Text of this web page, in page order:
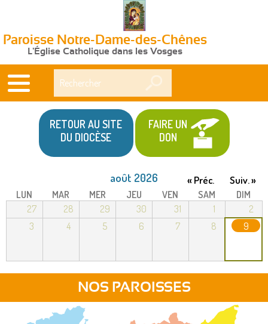
Paroisse Notre-Dame-des-Chênes
L'Église Catholique dans les Vosges
RETOUR AU SITE
DU DIOCÈSE
FAIRE UN
DON
août 2026 « Préc. Suiv. »
LUN MAR MER JEU VEN SAM
DIM
27
28 29 30 31 1
2
3
4 5 6 7 8 9
NOS PAROISSES